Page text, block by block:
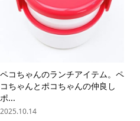
ペコちゃんのランチアイテム。ペ
コちゃんとポコちゃんの仲良し
ポ...
2025.10.14